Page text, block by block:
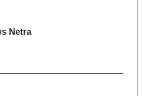
Netra